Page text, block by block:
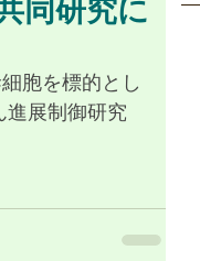
同研究に
胞を標的とし
進展制御研究